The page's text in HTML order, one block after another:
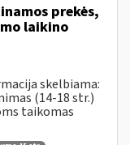
prekės,
laikino
skelbiama:
(14-18 str.)
taikomas